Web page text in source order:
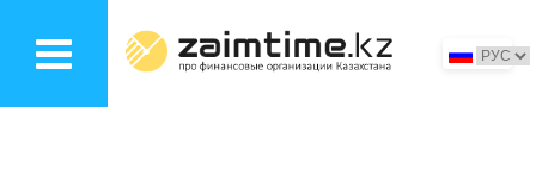
основному